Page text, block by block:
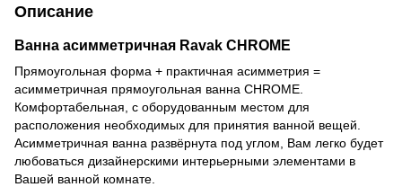
Описание
Ванна асимметричная Ravak CHROME
Прямоугольная форма + практичная асимметрия =
асимметричная прямоугольная ванна CHROME.
Комфортабельная, с оборудованным местом для
расположения необходимых для принятия ванной вещей.
Асимметричная ванна развёрнута под углом, Вам легко будет
любоваться дизайнерскими интерьерными элементами в
Вашей ванной комнате.